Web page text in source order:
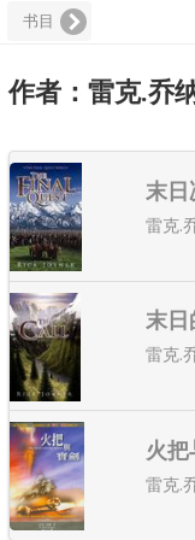
书目
作者：雷克.乔
末
雷克.
末
雷克.
火
雷克.